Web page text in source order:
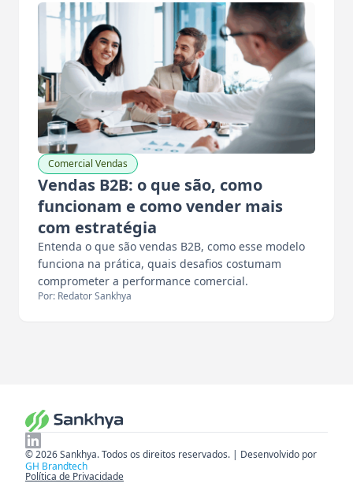
Comercial Vendas
Vendas B2B: o que são, como
funcionam e como vender mais
com estratégia
Entenda o que são vendas B2B, como esse modelo
funciona na prática, quais desafios costumam
comprometer a performance comercial.
Por: Redator Sankhya
© 2026 Sankhya. Todos os direitos reservados. | Desenvolvido por
GH Brandtech
Política de Privacidade